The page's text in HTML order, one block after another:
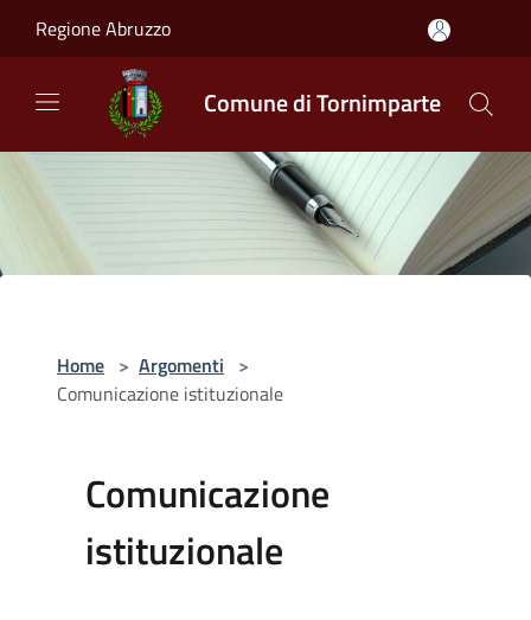
Regione Abruzzo
Comune di Tornimparte
Home > Argomenti >
Comunicazione istituzionale
Comunicazione
istituzionale